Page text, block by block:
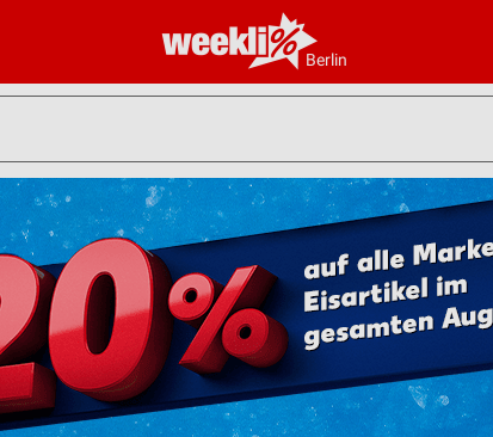
Berlin